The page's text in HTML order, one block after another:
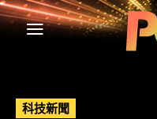
科技新聞